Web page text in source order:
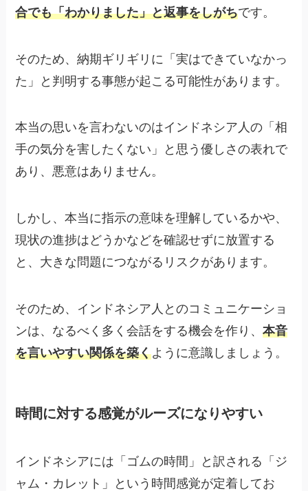
合でも「わかりました」と返事をしがちです。
そのため、納期ギリギリに「実はできていなかっ
た」と判明する事態が起こる可能性があります。
本当の思いを言わないのはインドネシア人の「相
手の気分を害したくない」と思う優しさの表れで
あり、悪意はありません。
しかし、本当に指示の意味を理解しているかや、
現状の進捗はどうかなどを確認せずに放置する
と、大きな問題につながるリスクがあります。
そのため、インドネシア人とのコミュニケーショ
ンは、なるべく多く会話をする機会を作り、本音
を言いやすい関係を築くように意識しましょう。
時間に対する感覚がルーズになりやすい
インドネシアには「ゴムの時間」と訳される「ジ
ャム・カレット」という時間感覚が定着してお